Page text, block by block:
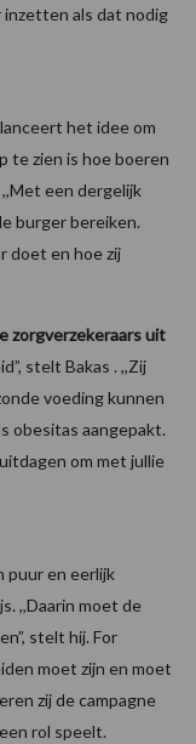
inzetten als dat nodig
het idee om
te zien is hoe boeren
een dergelijk
burger bereiken.
doet en hoe zij
zorgverzekeraars uit
stelt Bakas . ,,Zij
voeding kunnen
obesitas aangepakt.
om met jullie
puur en eerlijk
,,Daarin moet de
stelt hij. For
moet zijn en moet
zij de campagne
rol speelt.